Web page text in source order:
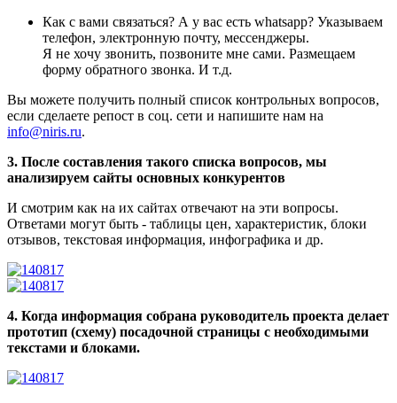
Как с вами связаться? А у вас есть whatsapp? Указываем
телефон, электронную почту, мессенджеры.
Я не хочу звонить, позвоните мне сами. Размещаем
форму обратного звонка. И т.д.
Вы можете получить полный список контрольных вопросов,
если сделаете репост в соц. сети и напишите нам на
info@niris.ru.
3. После составления такого списка вопросов, мы
анализируем сайты основных конкурентов
И смотрим как на их сайтах отвечают на эти вопросы.
Ответами могут быть - таблицы цен, характеристик, блоки
отзывов, текстовая информация, инфографика и др.
4. Когда информация собрана руководитель проекта делает
прототип (схему) посадочной страницы с необходимыми
текстами и блоками.